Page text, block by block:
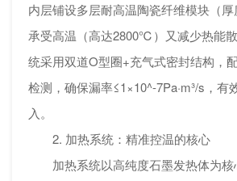
内层铺设多层耐高温陶瓷纤维模块（
承受高温（高达2800℃）又减少热能
统采用双道O型圈+充气式密封结构，
检测，确保漏率≤1×10^-7Pa·m³/s，有
入。
2. 加热系统：精准控温的核心
加热系统以高纯度石墨发热体为